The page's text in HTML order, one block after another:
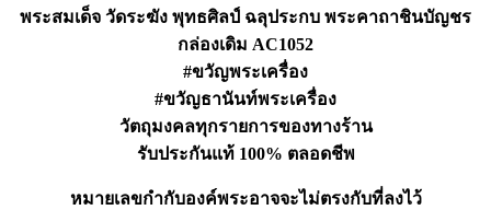
ชิน
พระสมเด็จ วัดระฆัง พุทธศิลป์ ฉลุประกบ พระคาถาชินบัญชร
กล่องเดิม AC1052
#ขวัญพระเครื่อง
#ขวัญธานันท์พระเครื่อง
วัตถุมงคลทุกรายการของทางร้าน
รับประกันแท้ 100% ตลอดชีพ
หมายเลขกำกับองค์พระอาจจะไม่ตรงกับที่ลงไว้